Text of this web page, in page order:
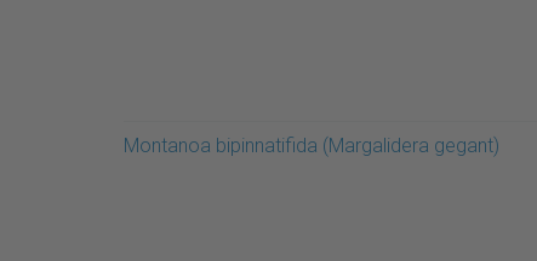
Montanoa bipinnatifida (Margalidera gegant)